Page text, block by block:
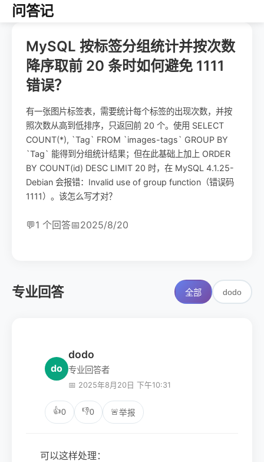
问答记
MySQL 按标签分组统计并按次数
降序取前 20 条时如何避免 1111
错误？
有一张图片标签表，需要统计每个标签的出现次数，并按
照次数从高到低排序，只返回前 20 个。使用 SELECT
COUNT(*), `Tag` FROM `images-tags` GROUP BY
`Tag` 能得到分组统计结果；但在此基础上加上 ORDER
BY COUNT(id) DESC LIMIT 20 时，在 MySQL 4.1.25-
Debian 会报错：Invalid use of group function（错误码
1111）。该怎么写才对？
💬1 个回答📅2025/8/20
专业回答 全部 dodo
do
dodo
专业回答者
📅 2025年8月20日 下午10:31
👍0 👎0 🚨举报
可以这样处理：